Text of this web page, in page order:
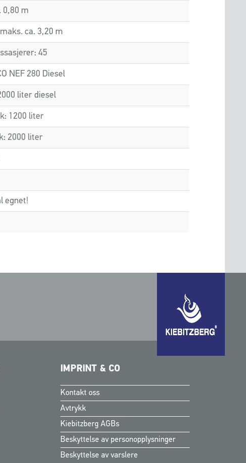
0,80 m
ca. 3,20 m
45
NEF 280 Diesel
liter diesel
1200 liter
2000 liter
egnet!
IMPRINT & CO
Kontakt oss
Avtrykk
Kiebitzberg AGBs
Beskyttelse av personopplysninger
Beskyttelse av varslere
English